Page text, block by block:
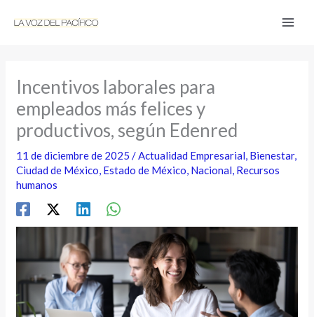
Incentivos laborales para
empleados más felices y
productivos, según Edenred
11 de diciembre de 2025/Actualidad Empresarial, Bienestar,
Ciudad de México, Estado de México, Nacional, Recursos
humanos